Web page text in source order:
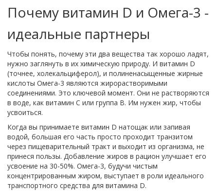
Почему витамин D и Омега-3 -
идеальные партнеры
Чтобы понять, почему эти два вещества так хорошо ладят,
нужно заглянуть в их химическую природу. И витамин D
(точнее, холекальциферол), и полиненасыщенные жирные
кислоты Омега-3 являются жирорастворимыми
соединениями. Это ключевой момент. Они не растворяются
в воде, как витамин C или группа B. Им нужен жир, чтобы
усвоиться.
Когда вы принимаете витамин D натощак или запивая
водой, большая его часть просто проходит транзитом
через пищеварительный тракт и выходит из организма, не
принеся пользы. Добавление жиров в рацион улучшает его
усвоение на 30-50%. Омега-3, будучи чистым
концентрированным жиром, выступает в роли идеального
транспортного средства для витамина D.